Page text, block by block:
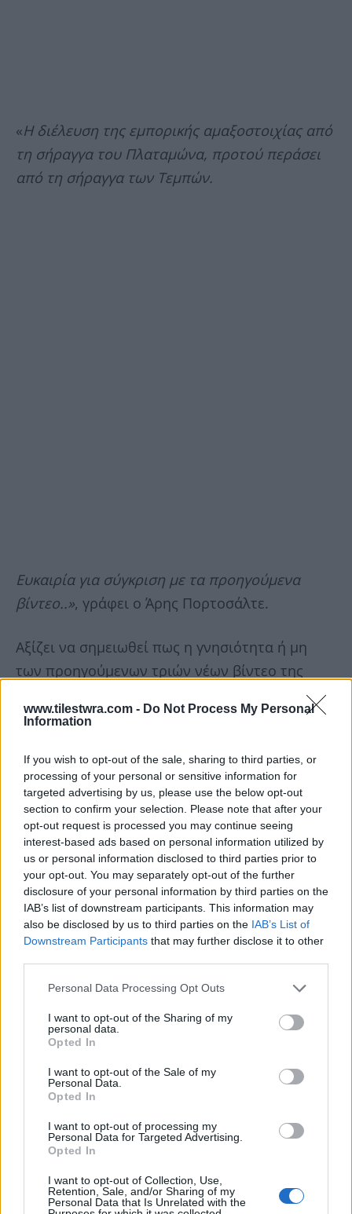
www.tilestwra.com - Do Not Process My Personal
Information
If you wish to opt-out of the sale, sharing to third parties, or
processing of your personal or sensitive information for
targeted advertising by us, please use the below opt-out
section to confirm your selection. Please note that after your
opt-out request is processed you may continue seeing
interest-based ads based on personal information utilized by
us or personal information disclosed to third parties prior to
your opt-out. You may separately opt-out of the further
disclosure of your personal information by third parties on the
IAB’s list of downstream participants. This information may
also be disclosed by us to third parties on the IAB’s List of
Downstream Participants that may further disclose it to other
Personal Data Processing Opt Outs
I want to opt-out of the Sharing of my
personal data.
Opted In
I want to opt-out of the Sale of my
Personal Data.
Opted In
I want to opt-out of processing my
Personal Data for Targeted Advertising.
Opted In
I want to opt-out of Collection, Use,
Retention, Sale, and/or Sharing of my
Personal Data that Is Unrelated with the
«Η διέλευση της εμπορικής αμαξοστοιχίας από
τη σήραγγα του Πλαταμώνα, προτού περάσει
από τη σήραγγα των Τεμπών.
Ευκαιρία για σύγκριση με τα προηγούμενα
βίντεο..», γράφει ο Άρης Πορτοσάλτε.
Αξίζει να σημειωθεί πως η γνησιότητα ή μη
των προηγούμενων τριών νέων βίντεο της
εμπορικής αμαξοστοιχίας 63503 μπαίνει στο
«μικροσκόπιο» της ανάκρισης.
Κι αυτό καθώς ο ανακριτής έδωσε εντολή σε σε
δύο δικαστικούς πραγματογνώμονες, με
Φεβρουαρίου 2025, να πιστοποιήσουν αν τα